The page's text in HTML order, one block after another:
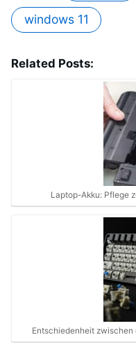
windows 11
Related Posts:
Laptop-Akku: Pflege
Entschiedenheit